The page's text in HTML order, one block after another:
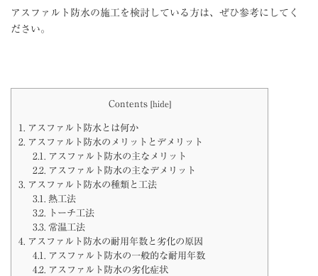
アスファルト防水の施工を検討している方は、ぜひ参考にしてく
ださい。
Contents [hide]
1. アスファルト防水とは何か
2. アスファルト防水のメリットとデメリット
2.1.アスファルト防水の主なメリット
2.2.アスファルト防水の主なデメリット
3. アスファルト防水の種類と工法
3.1.熱工法
3.2.トーチ工法
3.3.常温工法
4. アスファルト防水の耐用年数と劣化の原因
4.1.アスファルト防水の一般的な耐用年数
4.2.アスファルト防水の劣化症状